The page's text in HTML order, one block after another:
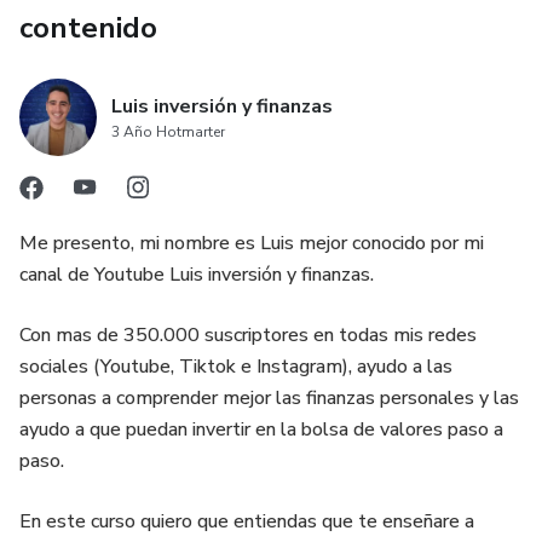
plataforma no hace un control editorial previo de los
productos vendidos y mucho menos evalúa la tecnicidad y
experiencia de quienes los producen. La existencia de un
producto y su adquisición a través de la plataforma no
contenido y resultado, en ningún caso. Al adquirirlo, el
comprador declara conocer esta información. Puedes
antes de completar la compra.
(Link para el anexo en la palabra AQUÍ:
https://www.hotmart.com/legal/pt-BR)
contenido
Luis inversión y finanzas
3 Año Hotmarter
Me presento, mi nombre es Luis mejor conocido por mi
canal de Youtube Luis inversión y finanzas.
Con mas de 350.000 suscriptores en todas mis redes
sociales (Youtube, Tiktok e Instagram), ayudo a las
personas a comprender mejor las finanzas personales y las
ayudo a que puedan invertir en la bolsa de valores paso a
paso.
En este curso quiero que entiendas que te enseñare a